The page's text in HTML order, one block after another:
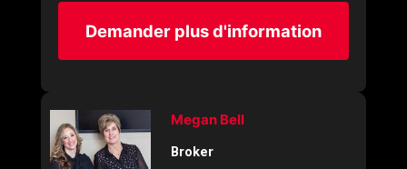
Demander plus d'information
Megan Bell
Broker